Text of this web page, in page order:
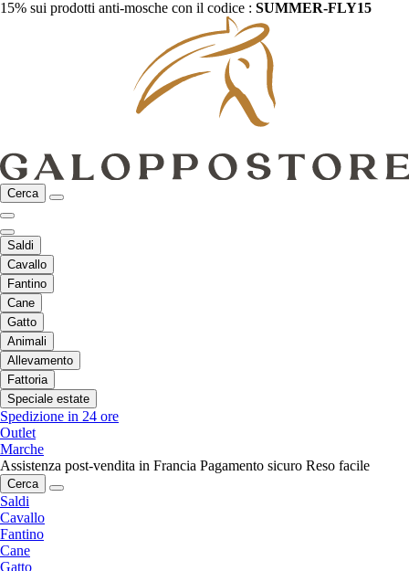
15% sui prodotti anti-mosche con il codice : SUMMER-FLY15
Cerca
Saldi
Cavallo
Fantino
Cane
Gatto
Animali
Allevamento
Fattoria
Speciale estate
Spedizione in 24 ore
Outlet
Marche
Assistenza post-vendita in Francia Pagamento sicuro Reso facile
Cerca
Saldi
Cavallo
Fantino
Cane
Gatto